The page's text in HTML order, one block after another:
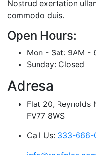
Nostrud exertation
commodo duis.
Open Hours:
Mon - Sat: 9AM -
Sunday: Closed
Adresa
Flat 20, Reynolds
FV77 8WS
Call Us: 333-666-